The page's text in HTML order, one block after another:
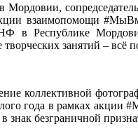
Мордовии,
взаимопомощи
в Республике
занятий –
коллективной
года в рамках акции
безграничной